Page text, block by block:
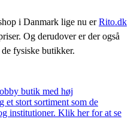
i Danmark lige nu erRito.dk
Og derudover er der også
fysiske butikker.
butik med høj
et stort sortiment som de
institutioner. Klik her for at se